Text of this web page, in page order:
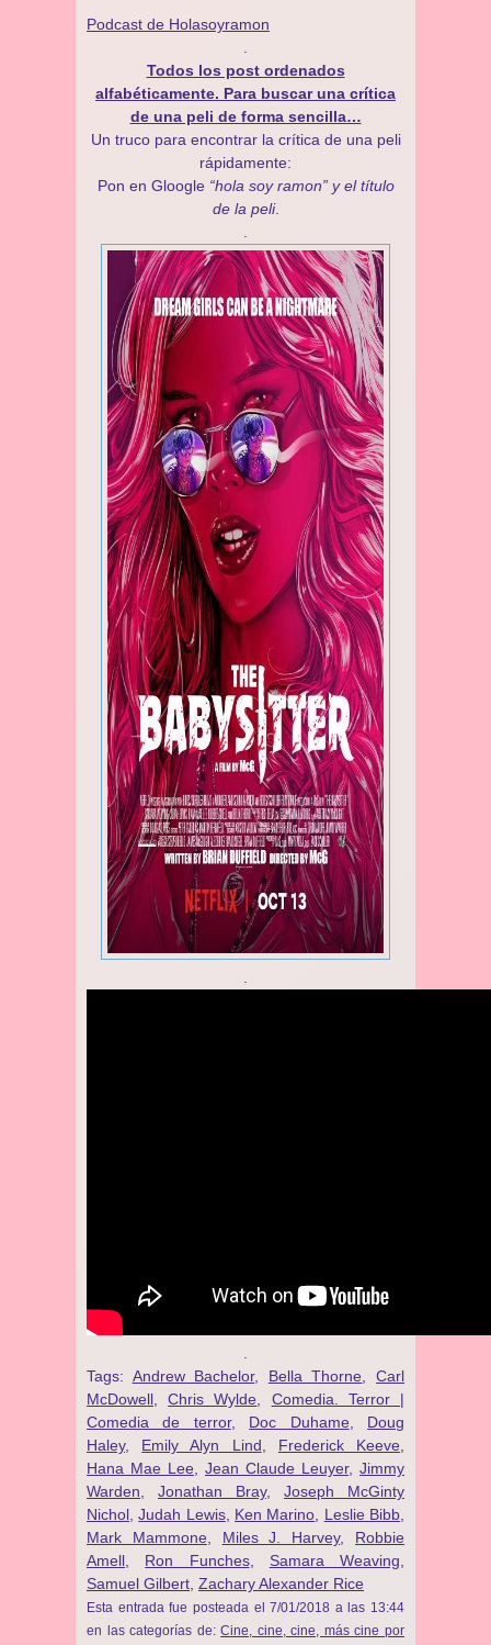
Podcast de Holasoyramon
Todos los post ordenados
alfabéticamente. Para buscar una crítica
de una peli de forma sencilla…
Un truco para encontrar la crítica de una peli
rápidamente:
Pon en Gloogle “hola soy ramon” y el título
de la peli.
Tags: Andrew Bachelor, Bella Thorne ,Carl
McDowell ,Chris Wylde
Comedia. Terror |
Comedia de terror, Doc Duhame
Doug
Haley, Emily Alyn Lind Frederick Keeve
Hana Mae Lee
Jean Claude Leuyer, Jimmy
Warden
Jonathan Bray, Joseph McGinty
Nichol ,Judah Lewis, Ken Marino Leslie Bibb
Mark Mammone, Miles J. Harvey, Robbie
Amell
Ron Funches, Samara Weaving
Samuel Gilbert Zachary Alexander Rice
Esta entrada fue posteada el 7/01/2018 a las 13:44
en las categorías de:Cine, cine, cine, más cine por